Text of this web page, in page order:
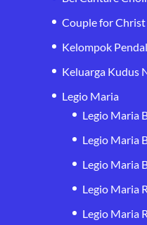
Couple for Christ
Kelompok
Keluarga Kudus
Legio Maria
Legio Maria
Legio Maria
Legio Maria
Legio Maria
Legio Maria